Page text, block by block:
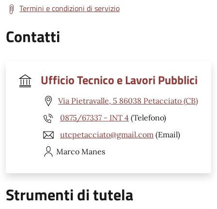
Termini e condizioni di servizio
Contatti
Ufficio Tecnico e Lavori Pubblici
Via Pietravalle, 5 86038 Petacciato (CB)
0875/67337 - INT 4 (Telefono)
utcpetacciato@gmail.com (Email)
Marco Manes
Strumenti di tutela